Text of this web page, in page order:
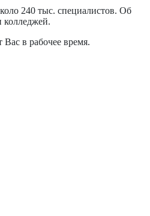
240 тыс. специалистов. Об
колледжей.
в рабочее время.